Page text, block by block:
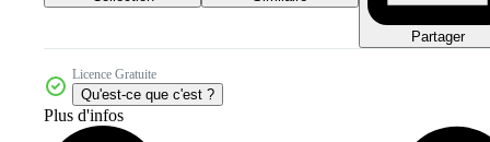
Partager
Licence Gratuite
Qu'est-ce que c'est ?
Plus d'infos